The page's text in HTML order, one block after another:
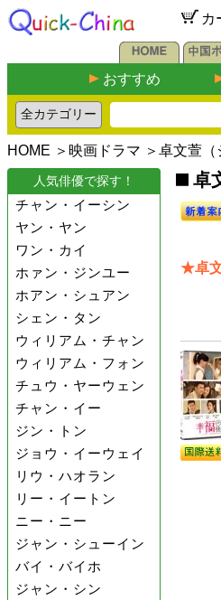
カ
おすすめ
HOME ＞ 映画ドラマ ＞卓文萱
人気俳優で探す！
チャン・イーシン
ヤン・ヤン
ワン・カイ
ホァン・ジンユー
ホアン・シュアン
シェン・タン
ウィリアム・チャン
ウィリアム・フォン
チュウ・ヤーウェン
チャン・イー
ジン・トン
ジョウ・イーウェイ
リウ・ハオラン
リー・イートン
ニー・ニー
ジャン・シューイン
バイ・バイホ
ジャン・シン
卓
★卓